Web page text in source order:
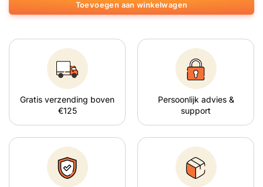
Toevoegen aan winkelwagen
Gratis verzending boven
€125
Persoonlijk advies &
support